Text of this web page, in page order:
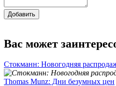
Добавить
Вас может
Стокманн: Новогодняя
Thomas Munz: Дни безумных цен